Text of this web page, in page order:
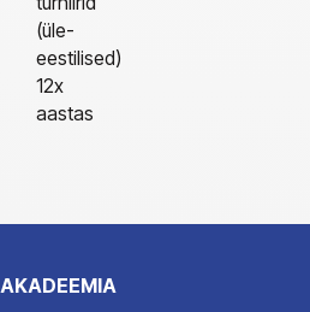
(üle-
eestilised)
12x
aastas
AKADEEMIA